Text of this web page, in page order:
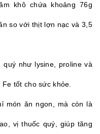
khô chứa khoảng 76g
so với thịt lợn nạc và 3,5
như lysine, proline và
tốt cho sức khỏe.
món ăn ngon, mà còn là
vị thuốc quý, giúp tăng